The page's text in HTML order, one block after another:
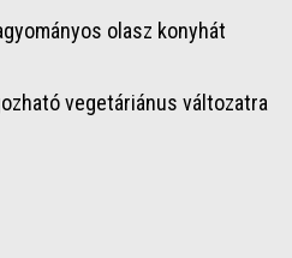
olasz konyhát
vegetáriánus változatra